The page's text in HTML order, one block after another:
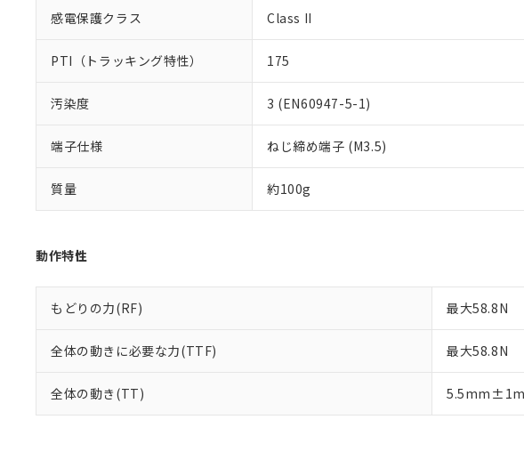
感電保護クラス Class II
PTI（トラッキング特性） 175
汚染度 3 (EN60947-5-1)
端子仕様 ねじ締め端子 (M3.5)
質量 約100g
動作特性
もどりの力(RF) 最大58.8N
全体の動きに必要な力(TTF) 最大58.8N
全体の動き(TT)
混在することから備考欄に対応日を記載
既に当社にて対応品への在庫切替を完